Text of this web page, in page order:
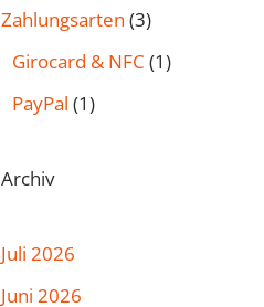
Zahlungsarten (3)
Girocard & NFC (1)
PayPal (1)
Archiv
Juli 2026
Juni 2026